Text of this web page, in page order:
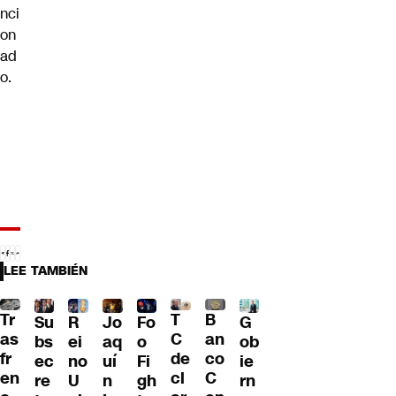
nci
on
ad
o.
LEE TAMBIÉN
Tr
as
fr
en
Su
bs
ec
re
R
ei
no
U
Jo
aq
uí
n
Fo
o
Fi
gh
T
C
de
cl
B
an
co
C
G
ob
ie
rn